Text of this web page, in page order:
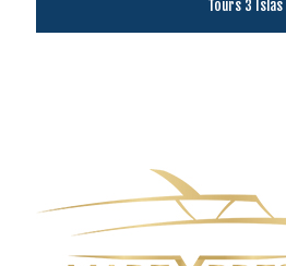
Tours 3 Islas